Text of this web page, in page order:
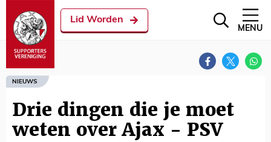
Lid Worden
MENU
NIEUWS
Drie dingen die je moet
weten over Ajax - PSV